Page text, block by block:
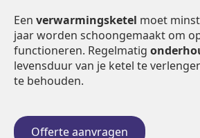
Een verwarmingsketel moet
jaar worden schoongemaakt om
functioneren. Regelmatig
levensduur van je ketel te
te behouden.
Offerte aanvragen